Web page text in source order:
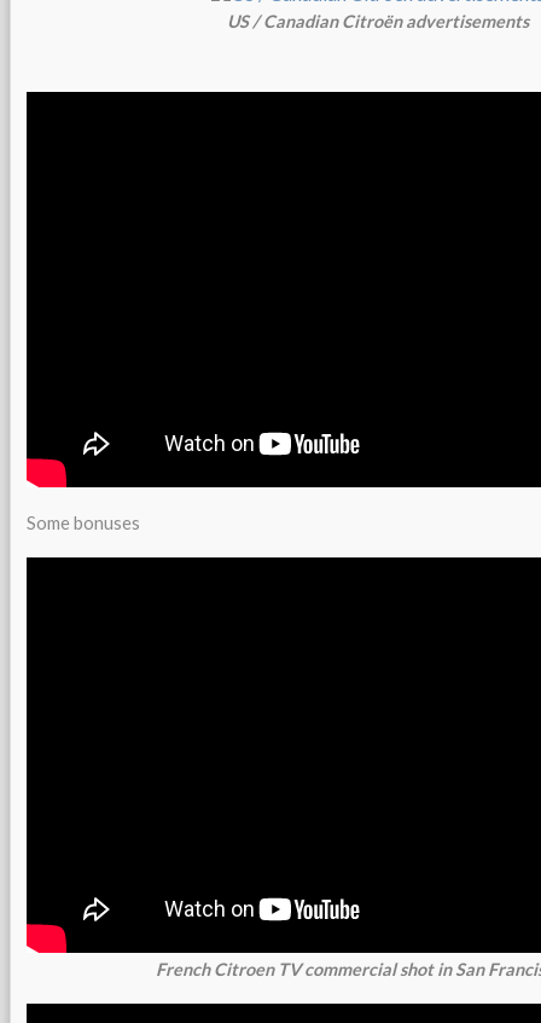
US / Canadian Citroën advertisements
Some bonuses
French Citroen TV commercial shot in San